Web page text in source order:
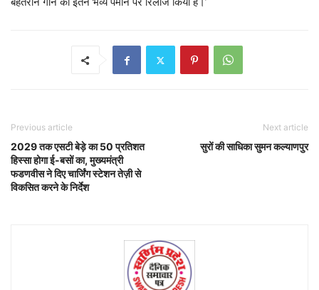
Previous article
2029 तक एसटी बेड़े का 50 प्रतिशत
हिस्सा होगा ई-बसों का, मुख्यमंत्री
फडणवीस ने दिए चार्जिंग स्टेशन तेज़ी से
विकसित करने के निर्देश
Next article
सुरों की साधिका सुमन कल्याणपुर